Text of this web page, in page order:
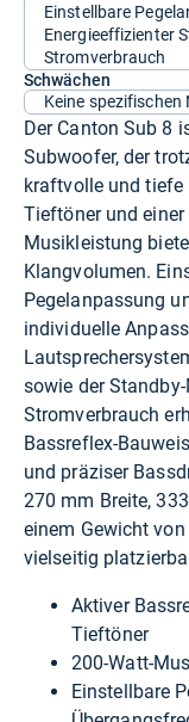
Einstellbare
Energieeffizienter
Stromverbrauch
Schwächen
Keine
Der Canton Sub 8
Subwoofer, der
kraftvolle und tiefe
Tieftöner und
Musikleistung
Klangvolumen.
Pegelanpassung
individuelle
sowie der
Stromverbrauch
Bassreflex-
und präziser
270 mm Breite,
einem Gewicht
vielseitig
Aktiver
Tieftöner
200-Watt-
Einstellbare